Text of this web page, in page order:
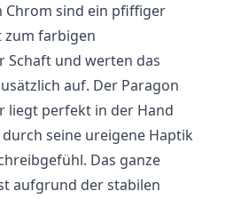
Chrom sind ein pfiffiger
farbigen
Schaft und werten das
auf. Der Paragon
liegt perfekt in der Hand
seine ureigene Haptik
Das ganze
aufgrund der stabilen